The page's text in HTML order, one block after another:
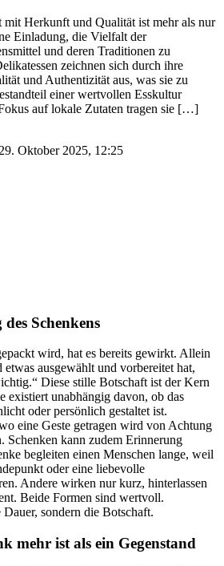
mit Herkunft und Qualität ist mehr als nur
Einladung, die Vielfalt der
und deren Traditionen zu
zeichnen sich durch ihre
und Authentizität aus, was sie zu
einer wertvollen Esskultur
auf lokale Zutaten tragen sie […]
29. Oktober 2025, 12:25
Schenkens
wird, hat es bereits gewirkt. Allein
etwas ausgewählt und vorbereitet hat,
Diese stille Botschaft ist der Kern
existiert unabhängig davon, ob das
oder persönlich gestaltet ist.
eine Geste getragen wird von Achtung
Schenken kann zudem Erinnerung
begleiten einen Menschen lange, weil
oder eine liebevolle
Andere wirken nur kurz, hinterlassen
Beide Formen sind wertvoll.
sondern die Botschaft.
mehr ist als ein Gegenstand